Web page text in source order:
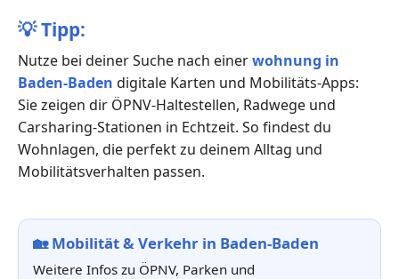
💡Tipp:
Nutze bei deiner Suche nach einerwohnung in
Baden-Baden digitale Karten und Mobilitäts-Apps:
Sie zeigen dir ÖPNV-Haltestellen, Radwege und
Carsharing-Stationen in Echtzeit. So findest du
Wohnlagen, die perfekt zu deinem Alltag und
Mobilitätsverhalten passen.
🏡Mobilität & Verkehr in Baden-Baden
Weitere Infos zu ÖPNV, Parken und